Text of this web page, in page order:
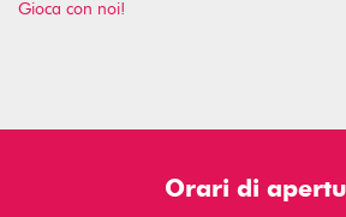
Gioca con noi!
Orari di